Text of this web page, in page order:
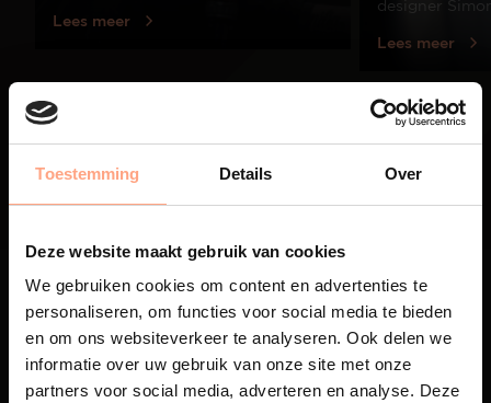
Toestemming Details Over
Deze website maakt gebruik van cookies
We gebruiken cookies om content en advertenties te
personaliseren, om functies voor social media te bieden
en om ons websiteverkeer te analyseren. Ook delen we
informatie over uw gebruik van onze site met onze
partners voor social media, adverteren en analyse. Deze
01
Lees meer
designer
Lees meer
Maatwerk